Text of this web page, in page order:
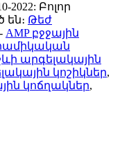
2022: Բոլոր
Թեժ
- AMP բջջային
արգելակային
կոշիկներ,
կոճղակներ,